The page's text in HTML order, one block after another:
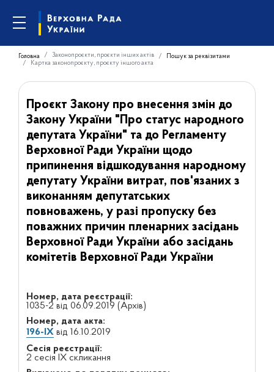
Головна Законопроєкти, проєкти інших актів
Пошук за реквізитами
Картка законопроєкту, проєкту іншого акта
Проєкт Закону про внесення змін до
Закону України "Про статус народного
депутата України" та до Регламенту
Верховної Ради України щодо
припинення відшкодування народному
депутату України витрат, пов'язаних з
виконанням депутатських
повноважень, у разі пропуску без
поважних причин пленарних засідань
Верховної Ради України або засідань
комітетів Верховної Ради України
Номер, дата реєстрації:
1035-2 від 06.09.2019 (Архів)
Номер, дата акта:
196-IXвід 16.10.2019
Сесія реєстрації:
2 сесія IX скликання